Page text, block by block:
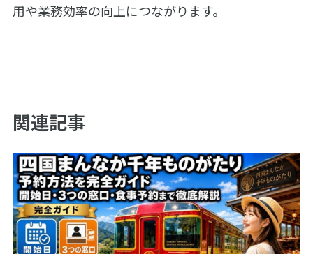
用や業務効率の向上につながります。
関連記事